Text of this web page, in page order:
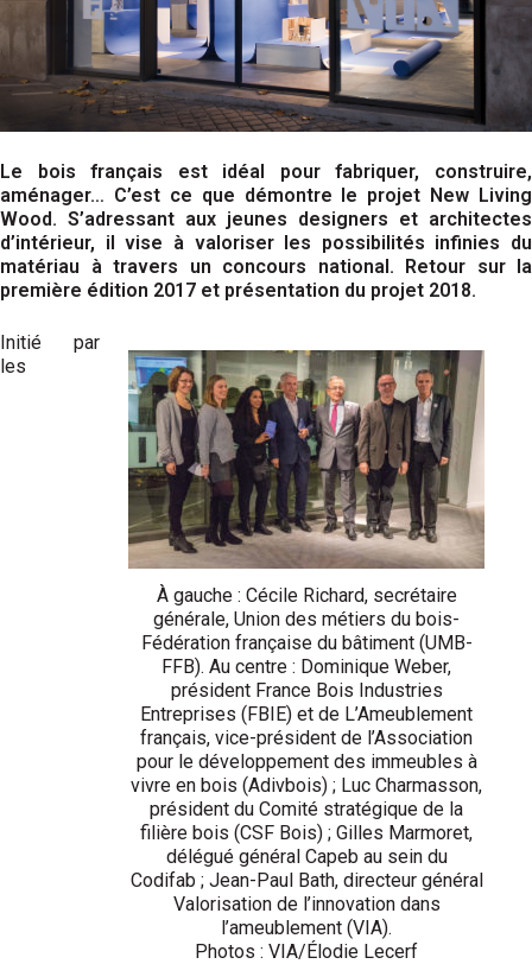
Le bois français est idéal pour fabriquer, construire,
aménager… C’est ce que démontre le projet New Living
Wood. S’adressant aux jeunes designers et architectes
d’intérieur, il vise à valoriser les possibilités infinies du
matériau à travers un concours national. Retour sur la
première édition 2017 et présentation du projet 2018.
À gauche : Cécile Richard, secrétaire
générale, Union des métiers du bois-
Fédération française du bâtiment (UMB-
FFB). Au centre : Dominique Weber,
président France Bois Industries
Entreprises (FBIE) et de L’Ameublement
français, vice-président de l’Association
pour le développement des immeubles à
vivre en bois (Adivbois) ; Luc Charmasson,
président du Comité stratégique de la
filière bois (CSF Bois) ; Gilles Marmoret,
délégué général Capeb au sein du
Codifab ; Jean-Paul Bath, directeur général
Valorisation de l’innovation dans
l’ameublement (VIA).
Photos : VIA/Élodie Lecerf
Initié par
les